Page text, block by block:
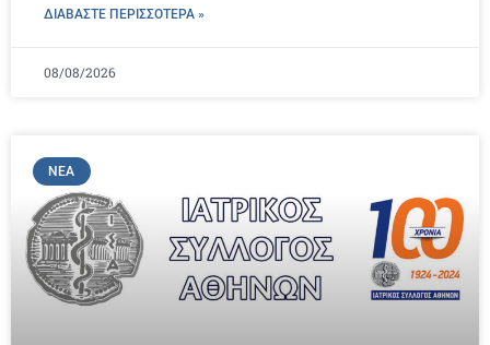
ΔΙΑΒΑΣΤΕ ΠΕΡΙΣΣΌΤΕΡΑ »
08/08/2026
ΝΈΑ